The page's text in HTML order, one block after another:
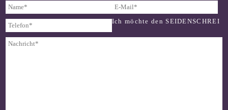
Ich möchte den SEIDENSCHREI